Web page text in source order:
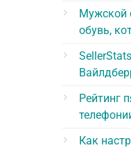
Мужской
обувь,
Рейтинг
Как